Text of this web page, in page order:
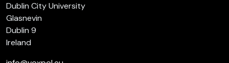
Dublin City University
Glasnevin
Dublin 9
Ireland